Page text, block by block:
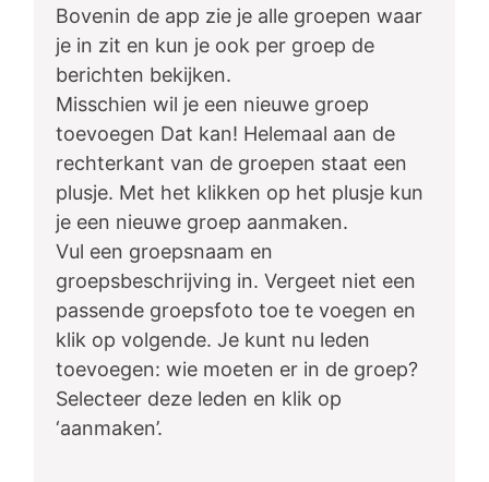
Bovenin de app zie je alle groepen waar
je in zit en kun je ook per groep de
berichten bekijken.
Misschien wil je een nieuwe groep
toevoegen Dat kan! Helemaal aan de
rechterkant van de groepen staat een
plusje. Met het klikken op het plusje kun
je een nieuwe groep aanmaken.
Vul een groepsnaam en
groepsbeschrijving in. Vergeet niet een
passende groepsfoto toe te voegen en
klik op volgende. Je kunt nu leden
toevoegen: wie moeten er in de groep?
Selecteer deze leden en klik op
‘aanmaken’.